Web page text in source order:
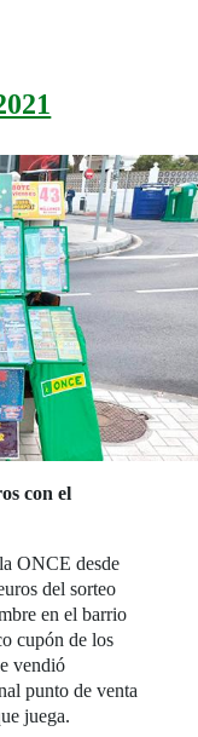
con el
ONCE desde
del sorteo
en el barrio
cupón de los
vendió
punto de venta
juega.